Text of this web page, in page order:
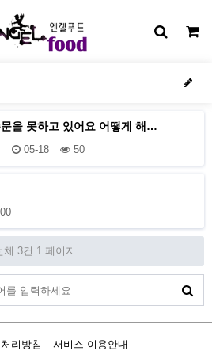
을 못하고 있어요 어떻게 해…
05-18 50
체 3건 1 페이지
리방침 서비스 이용안내